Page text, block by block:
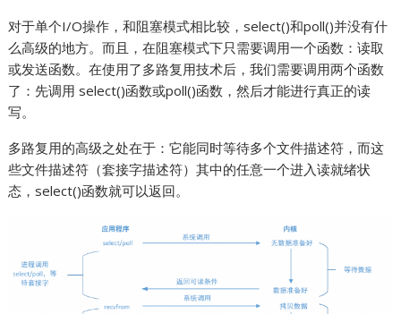
对于单个I/O操作，和阻塞模式相比较，select()和poll()并没有什
么高级的地方。而且，在阻塞模式下只需要调用一个函数：读取
或发送函数。在使用了多路复用技术后，我们需要调用两个函数
了：先调用 select()函数或poll()函数，然后才能进行真正的读
写。
多路复用的高级之处在于：它能同时等待多个文件描述符，而这
些文件描述符（套接字描述符）其中的任意一个进入读就绪状
态，select()函数就可以返回。